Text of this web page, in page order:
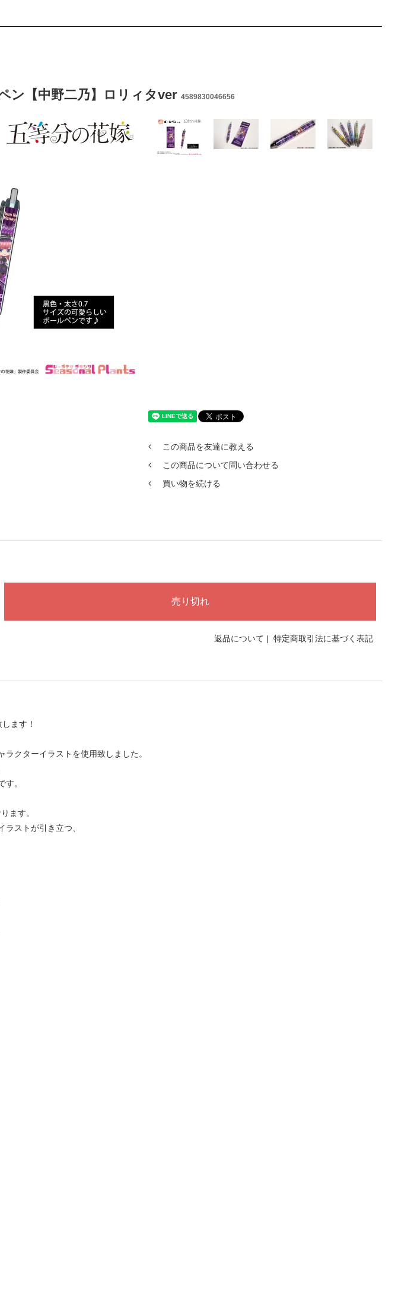
ン【中野二乃】ロリィタver 4589830046656
この商品を友達に教える
この商品について問い合わせる
買い物を続ける
返品について | 特定商取引法に基づく表記
ます！
クターイラストを使用致しました。
。
ます。
ストが引き立つ、